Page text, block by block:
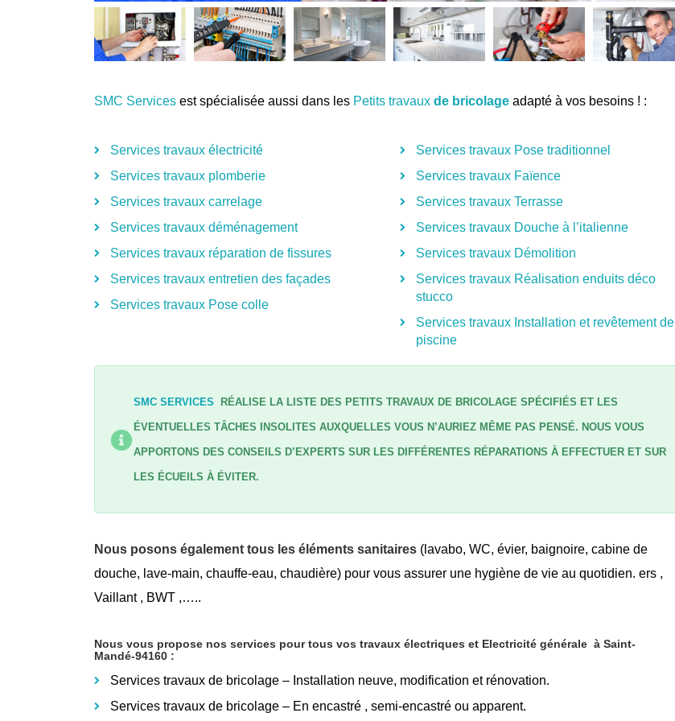
SMC Services est spécialisée aussi dans les Petits travaux de bricolage adapté à vos besoins ! :
Services travaux électricité
Services travaux plomberie
Services travaux carrelage
Services travaux déménagement
Services travaux réparation de fissures
Services travaux entretien des façades
Services travaux Pose colle
Services travaux Pose traditionnel
Services travaux Faïence
Services travaux Terrasse
Services travaux Douche à l’italienne
Services travaux Démolition
Services travaux Réalisation enduits déco
stucco
Services travaux Installation et revêtement de
piscine
SMC SERVICES RÉALISE LA LISTE DES PETITS TRAVAUX DE BRICOLAGE SPÉCIFIÉS ET LES
ÉVENTUELLES TÂCHES INSOLITES AUXQUELLES VOUS N’AURIEZ MÊME PAS PENSÉ. NOUS VOUS
APPORTONS DES CONSEILS D’EXPERTS SUR LES DIFFÉRENTES RÉPARATIONS À EFFECTUER ET SUR
LES ÉCUEILS À ÉVITER.
Nous posons également tous les éléments sanitaires (lavabo, WC, évier, baignoire, cabine de
douche, lave-main, chauffe-eau, chaudière) pour vous assurer une hygiène de vie au quotidien. ers ,
Vaillant , BWT ,…..
Nous vous propose nos services pour tous vos travaux électriques et Electricité générale à Saint-
Mandé-94160 :
Services travaux de bricolage – Installation neuve, modification et rénovation.
Services travaux de bricolage – En encastré , semi-encastré ou apparent.